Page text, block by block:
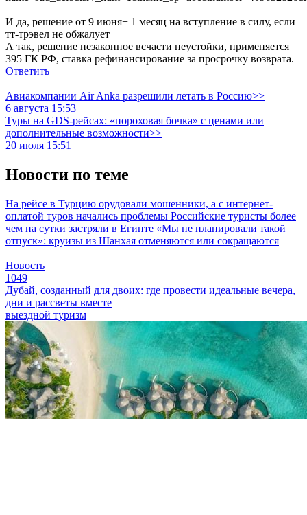
И да, решение от 9 июня+ 1 месяц на вступление в силу, если
тт-трэвел не обжалует
А так, решение незаконное всчасти неустойки, применяется
395 ГК РФ, ставка рефинансирование за просрочку возврата.
Ответить
Авиакомпании Air Anka разрешили летать в Россию>>
6 августа 15:53
Туры на GDS-рейсах: «пороховая бочка» с ценами или
дополнительные возможности>>
20 июля 15:51
Новости по теме
На рейсе в Турцию орудовали мошенники, а с интернет-
оплатой туров начались проблемы Российские туристы более
чем на сутки застряли в Египте «Мы не планировали такой
отпуск»: круизы из Шанхая отменяются или сокращаются
Новость
1049
Дубай, созданный для двоих: где провести идеальные вечера,
дни и рассветы вместе
выездной туризм